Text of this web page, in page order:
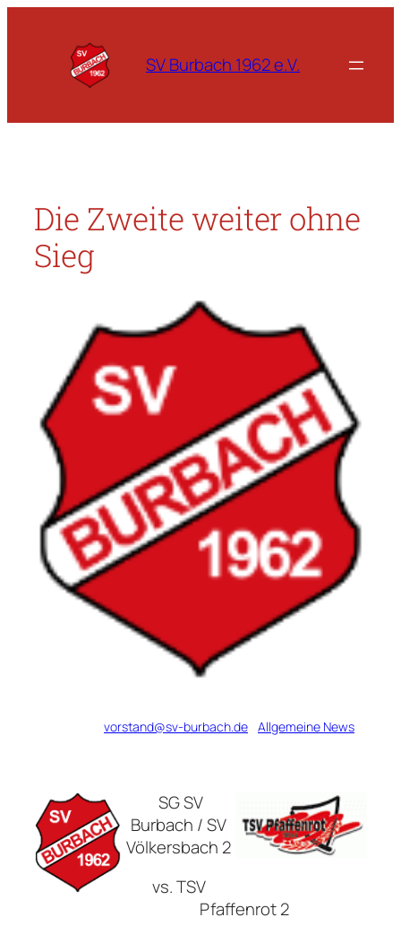
springen
SV Burbach 1962 e.V.
Die Zweite weiter ohne
Sieg
vorstand@sv-burbach.de Allgemeine News
SG SV
Burbach / SV
Völkersbach 2
vs. TSV
Pfaffenrot 2